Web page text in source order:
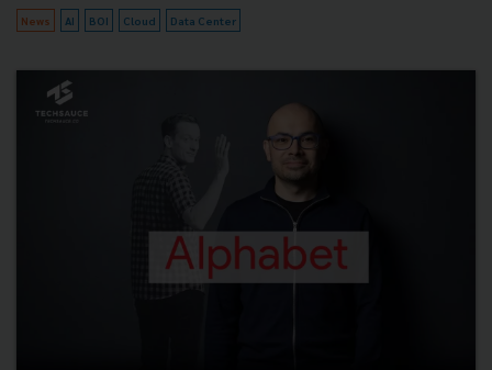
News AI BOI Cloud Data Center